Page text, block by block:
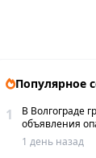
Популярное
1
В Волгограде
объявления
1 день назад